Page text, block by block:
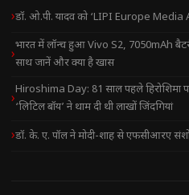
डॉ. ओ.पी. यादव को ‘LIPI Europe Media
भारत में लॉन्च हुआ Vivo S2, 7050mAh
साथ जानें और क्या है खास
Hiroshima Day: 81 साल पहले हिरोशिमा
‘लिटिल बॉय’ ने थाम दी थी लाखों जिंदगियां
डॉ. के. ए. पॉल ने मोदी-शाह से एफसीआरए